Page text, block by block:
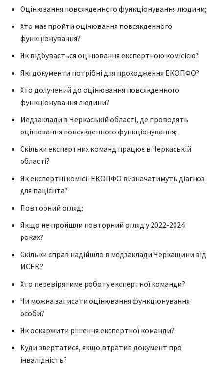
Оцінювання повсякденного функціонування людини;
Хто має пройти оцінювання повсякденного
функціонування?
Як відбувається оцінювання експертною комісією?
Які документи потрібні для проходження ЕКОПФО?
Хто долучений до оцінювання повсякденного
функціонування людини?
Медзаклади в Черкаській області, де проводять
оцінювання повсякденного функціонування;
Скільки експертних команд працює в Черкаській
області?
Як експертні комісії ЕКОПФО визначатимуть діагноз
для пацієнта?
Повторний огляд;
Якщо не пройшли повторний огляд у 2022-2024
роках?
Скільки справ надійшло в медзаклади Черкащини від
МСЕК?
Хто перевірятиме роботу експертної команди?
Чи можна записати оцінювання функціонування
особи?
Як оскаржити рішення експертної команди?
Куди звертатися, якщо втратив документ про
інвалідність?